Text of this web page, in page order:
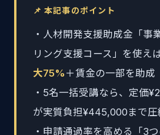
📌 本記事のポイント
・人材開発支援助成金「事
リング支援コース」を使え
大75% ＋賃金の一部を助成
・5名一括受講なら、定価
が実質負担¥445,000まで圧
・申請通過率を高める「3